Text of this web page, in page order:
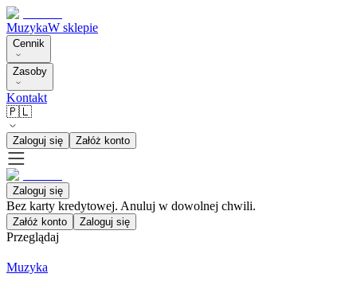
MuzykaW sklepie
Cennik
Zasoby
Kontakt
🇵🇱
Zaloguj się Załóż konto
Zaloguj się
Bez karty kredytowej. Anuluj w dowolnej chwili.
Załóż konto Zaloguj się
Przeglądaj
Muzyka